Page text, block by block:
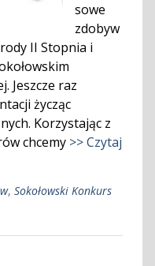
sowe
zdobyw
II Stopnia i
Jeszcze raz
życząc
Korzystając z
chcemy >> Czytaj
, Sokołowski Konkurs